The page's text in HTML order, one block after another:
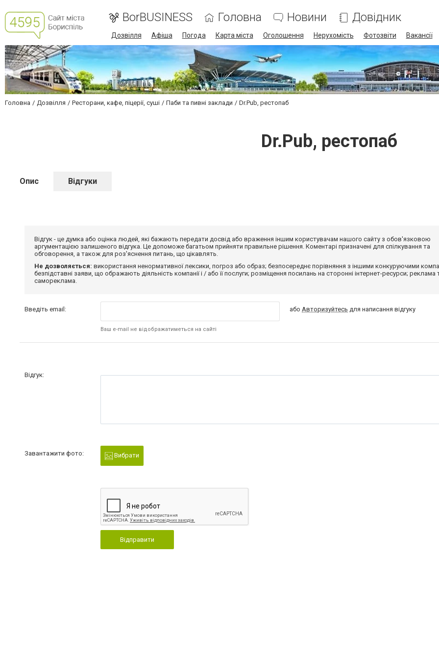
BorBUSINESS Головна Новини Довідник
Дозвілля Афіша Погода Карта міста Оголошення Нерухомість Фотозвіти Вакансії
Головна Дозвілля Ресторани, кафе, піцерії, суші Паби та пивні заклади Dr.Pub, рестопаб
Dr.Pub, рестопаб
Опис Відгуки
Відгук - це думка або оцінка людей, які бажають передати досвід або враження іншим користувачам нашого сайту з обов'язковою
аргументацією залишеного відгука. Це допоможе багатьом прийняти правильне рішення. Коментарі призначені для спілкування та
обговорення, а також для роз'яснення питань, що цікавлять.
Не дозволяється: використання ненормативної лексики, погроз або образ; безпосереднє порівняння з іншими конкуруючими
безпідставні заяви, що ображають діяльність компанії і / або її послуги; розміщення посилань на сторонні інтернет-ресурси; реклама
самореклама.
Введіть email:
Ваш e-mail не відображатиметься на сайті
абоАвторизуйтесь для написання відгуку
Відгук:
Завантажити фото: Вибрати
Відправити